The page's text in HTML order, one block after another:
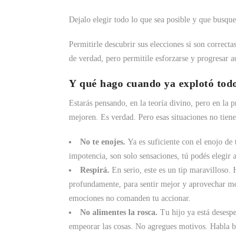
Dejalo elegir todo lo que sea posible y que
Permitirle descubrir sus elecciones si son
de verdad, pero permitile esforzarse y progresar
Y qué hago cuando ya explotó
Estarás pensando, en la teoría divino, pero en la
mejoren. Es verdad. Pero esas situaciones no
No te enojes. Ya es suficiente con el enojo
impotencia, son solo sensaciones, tú podés
Respirá. En serio, este es un tip maravilloso.
profundamente, para sentir mejor y aprovechar
emociones no comanden tu accionar.
No alimentes la rosca. Tu hijo ya está
empeorar las cosas. No agregues motivos.